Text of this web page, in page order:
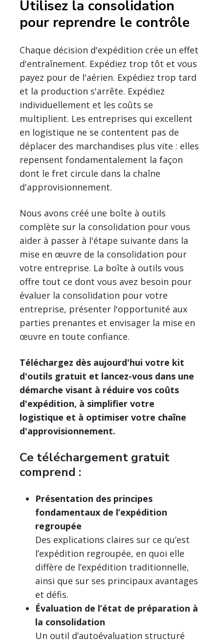
Utilisez la consolidation
pour reprendre le contrôle
Chaque décision d'expédition crée un effet
d'entraînement. Expédiez trop tôt et vous
payez pour de l'aérien. Expédiez trop tard
et la production s'arrête. Expédiez
individuellement et les coûts se
multiplient. Les entreprises qui excellent
en logistique ne se contentent pas de
déplacer des marchandises plus vite : elles
repensent fondamentalement la façon
dont le fret circule dans la chaîne
d'approvisionnement.
Nous avons créé une boîte à outils
complète sur la consolidation pour vous
aider à passer à l'étape suivante dans la
mise en œuvre de la consolidation pour
votre entreprise. La boîte à outils vous
offre tout ce dont vous avez besoin pour
évaluer la consolidation pour votre
entreprise, présenter l'opportunité aux
parties prenantes et envisager la mise en
œuvre en toute confiance.
Téléchargez dès aujourd'hui votre kit
d'outils gratuit et lancez-vous dans une
démarche visant à réduire vos coûts
d'expédition, à simplifier votre
logistique et à optimiser votre chaîne
d'approvisionnement.
Ce téléchargement gratuit
comprend :
Présentation des principes
fondamentaux de l’expédition
regroupée
Des explications claires sur ce qu’est
l’expédition regroupée, en quoi elle
diffère de l’expédition traditionnelle,
ainsi que sur ses principaux avantages
et défis.
Évaluation de l’état de préparation à
la consolidation
Un outil d’autoévaluation structuré